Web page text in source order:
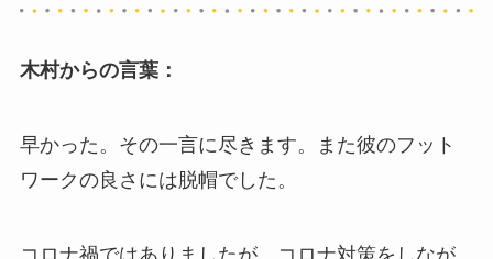
木村からの言葉：
早かった。その一言に尽きます。また彼のフット
ワークの良さには脱帽でした。
コロナ禍ではありましたが、コロナ対策をしなが